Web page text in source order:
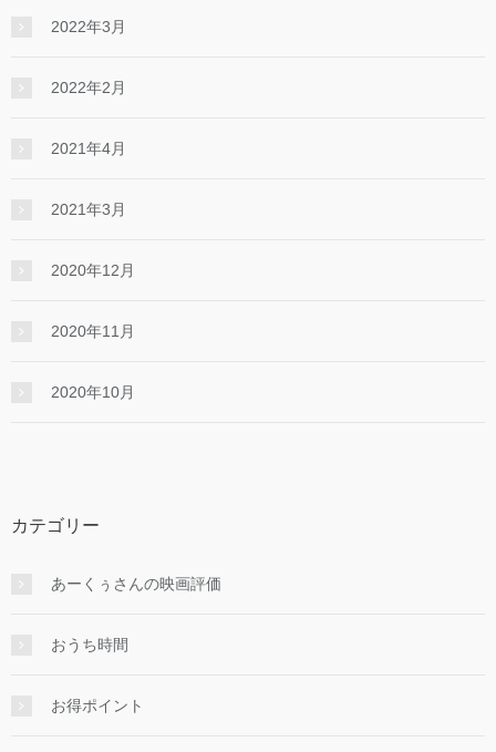
2022年3月
2022年2月
2021年4月
2021年3月
2020年12月
2020年11月
2020年10月
カテゴリー
あーくぅさんの映画評価
おうち時間
お得ポイント